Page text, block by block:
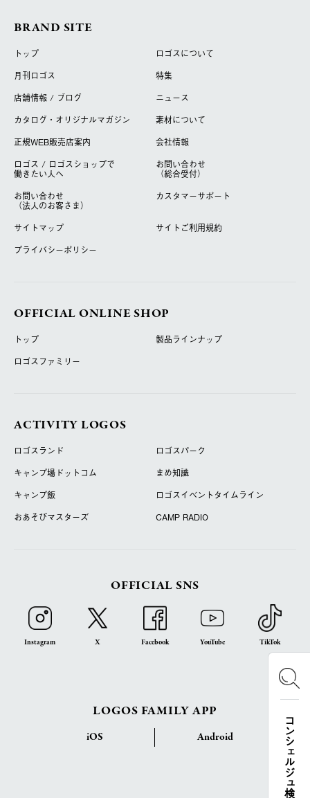
コンシェルジュ検索
BRAND SITE
トップ
ロゴスについて
月刊ロゴス
特集
店舗情報 / ブログ
ニュース
カタログ・オリジナルマガジン
素材について
正規WEB販売店案内
会社情報
ロゴス / ロゴスショップで
働きたい人へ
お問い合わせ
（総合受付）
お問い合わせ
（法人のお客さま）
カスタマーサポート
サイトマップ
サイトご利用規約
プライバシーポリシー
OFFICIAL ONLINE SHOP
トップ
製品ラインナップ
ロゴスファミリー
ACTIVITY LOGOS
ロゴスランド
ロゴスパーク
キャンプ場ドットコム
まめ知識
キャンプ飯
ロゴスイベントタイムライン
おあそびマスターズ
CAMP RADIO
OFFICIAL SNS
Instagram X Facebook YouTube TikTok
LOGOS FAMILY APP
iOS Android